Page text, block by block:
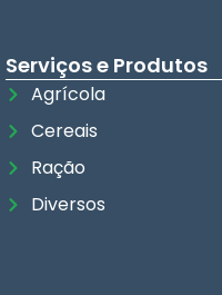
Serviços e Produtos
Agrícola
Cereais
Ração
Diversos